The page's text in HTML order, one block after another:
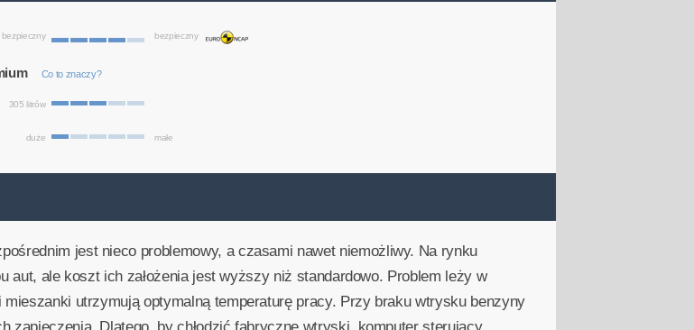
bezpieczny bezpieczny
Co to znaczy?
305 litrów
duże małe
jest nieco problemowy, a czasami nawet niemożliwy. Na rynku
ale koszt ich założenia jest wyższy niż standardowo. Problem leży w
utrzymują optymalną temperaturę pracy. Przy braku wtrysku benzyny